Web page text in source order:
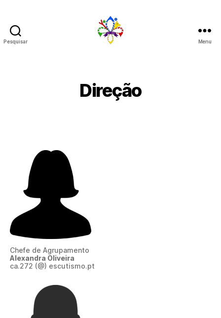
Pesquisar Menu
Direção
Chefe de Agrupamento
Alexandra Oliveira
ca.272 (@) escutismo.pt